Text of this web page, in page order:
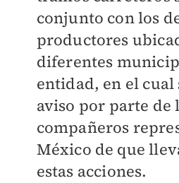
conjunto con los
productores
diferentes
entidad, en el cual
aviso por parte de
compañeros
México de que
estas acciones.